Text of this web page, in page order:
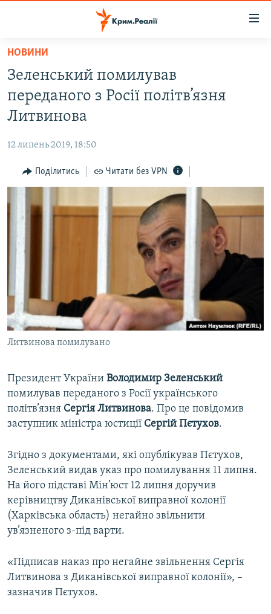
Перейти
основного
матеріалу
Перейти
до
основної
Перейти
до
ВІДЕО ТА ФОТО
БЛОГИ
ПОГЛЯД
ВСЕ ЗА ДЕНЬ
СВІДЧЕННЯ ОКУПАЦІЇ
УКРАЇНСЬКА ПРОБЛЕМА КРИМУ
ІНФОГРАФІКА
Русский
Qırımtatar
ДОЛУЧАЙСЯ!
Усі сайти RFE/RL
НОВИНИ
Зеленський помилував
переданого з Росії політв’язня
Литвинова
12 липень 2019, 18:50
Поділитись Читати без VPN
Литвинова помилувано
Президент України Володимир Зеленський
помилував переданого з Росії українського
політв’язня Сергія Литвинова. Про це повідомив
заступник міністра юстиції Сергій Пєтухов.
Згідно з документами, які опублікував Пєтухов,
Зеленський видав указ про помилування 11 липня.
На його підставі Мін’юст 12 липня доручив
керівництву Диканівської виправної колонії
(Харківська область) негайно звільнити
ув’язненого з-під варти.
«Підписав наказ про негайне звільнення Сергія
Литвинова з Диканівської виправної колонії», –
зазначив Пєтухов.